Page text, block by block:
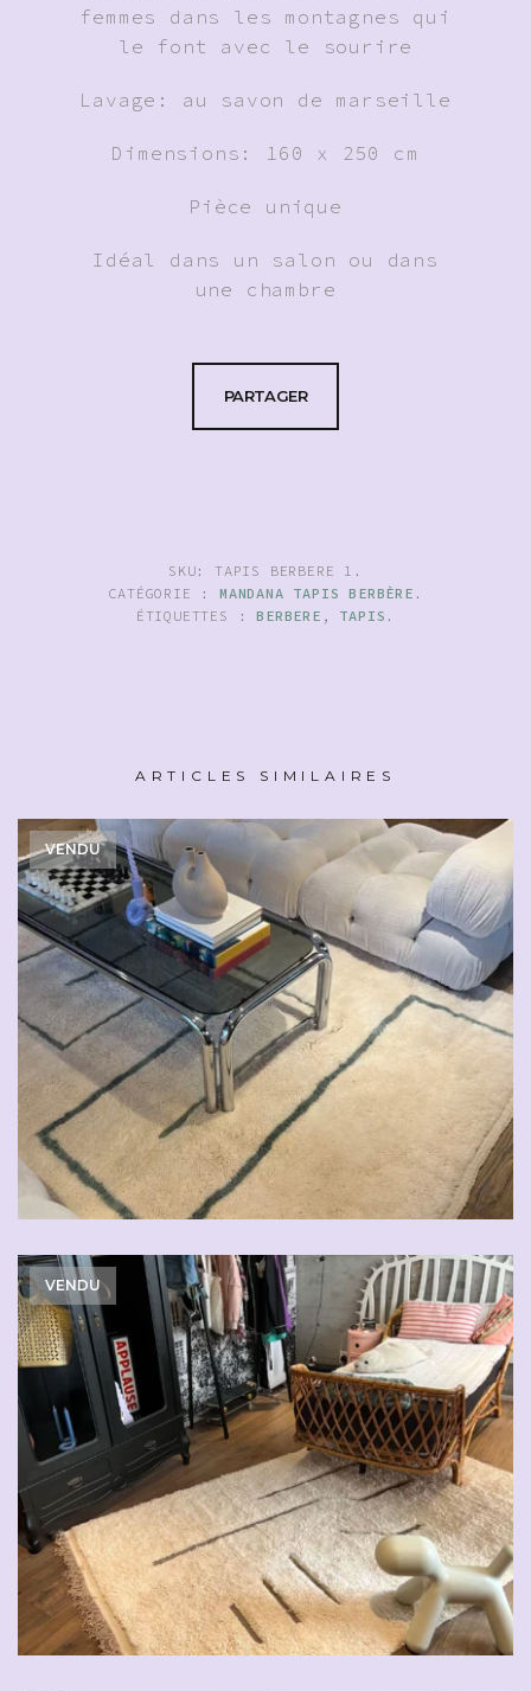
femmes dans les montagnes qui
le font avec le sourire
Lavage: au savon de marseille
Dimensions: 160 x 250 cm
Pièce unique
Idéal dans un salon ou dans
une chambre
PARTAGER
SKU:TAPIS BERBERE 1 .
CATÉGORIE : MANDANA TAPIS BERBÈRE .
ÉTIQUETTES :BERBERE , TAPIS .
ARTICLES SIMILAIRES
VENDU
VENDU